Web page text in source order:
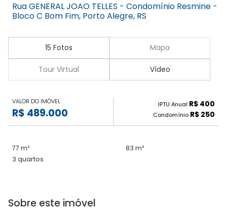
Rua GENERAL JOAO TELLES - Condomínio Resmine -
Bloco C Bom Fim, Porto Alegre, RS
15 Fotos Mapa
Tour Virtual Vídeo
VALOR DO IMÓVEL
R$ 489.000
IPTU Anual R$ 400
Condomínio R$ 250
77 m²
83 m²
3 quartos
Sobre este imóvel